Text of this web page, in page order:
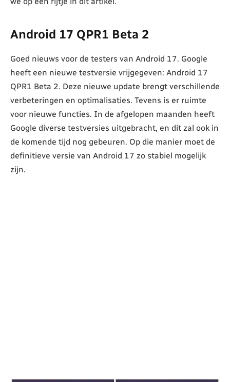
Android 17 QPR1 Beta 2
Goed nieuws voor de testers van Android 17. Google
heeft een nieuwe testversie vrijgegeven: Android 17
QPR1 Beta 2. Deze nieuwe update brengt verschillende
verbeteringen en optimalisaties. Tevens is er ruimte
voor nieuwe functies. In de afgelopen maanden heeft
Google diverse testversies uitgebracht, en dit zal ook in
de komende tijd nog gebeuren. Op die manier moet de
definitieve versie van Android 17 zo stabiel mogelijk
zijn.